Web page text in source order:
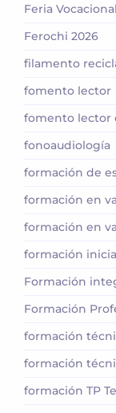
Feria
Ferochi 2026
filamento
fomento lector
fomento lector
fonoaudiología
formación de
formación en
formación en
formación
Formación
Formación
formación
formación
formación TP